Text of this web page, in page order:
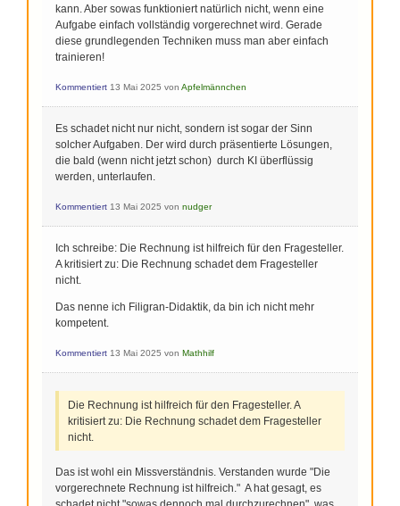
kann. Aber sowas funktioniert natürlich nicht, wenn eine
Aufgabe einfach vollständig vorgerechnet wird. Gerade
diese grundlegenden Techniken muss man aber einfach
trainieren!
Kommentiert 13 Mai 2025 von Apfelmännchen
Es schadet nicht nur nicht, sondern ist sogar der Sinn
solcher Aufgaben. Der wird durch präsentierte Lösungen,
die bald (wenn nicht jetzt schon) durch KI überflüssig
werden, unterlaufen.
Kommentiert 13 Mai 2025 von nudger
Ich schreibe: Die Rechnung ist hilfreich für den Fragesteller.
A kritisiert zu: Die Rechnung schadet dem Fragesteller
nicht.
Das nenne ich Filigran-Didaktik, da bin ich nicht mehr
kompetent.
Kommentiert 13 Mai 2025 von Mathhilf
Die Rechnung ist hilfreich für den Fragesteller. A
kritisiert zu: Die Rechnung schadet dem Fragesteller
nicht.
Das ist wohl ein Missverständnis. Verstanden wurde "Die
vorgerechnete Rechnung ist hilfreich." A hat gesagt, es